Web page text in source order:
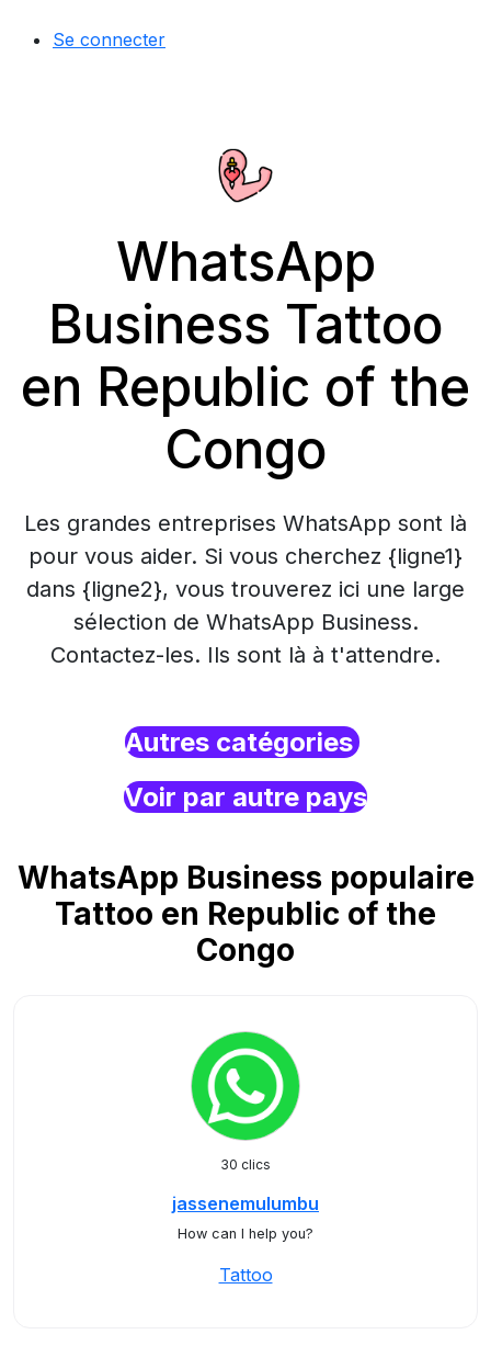
Se connecter
WhatsApp
Business Tattoo
en Republic of the
Congo
Les grandes entreprises WhatsApp sont là
pour vous aider. Si vous cherchez {ligne1}
dans {ligne2}, vous trouverez ici une large
sélection de WhatsApp Business.
Contactez-les. Ils sont là à t'attendre.
Autres catégories
Voir par autre pays
WhatsApp Business populaire
Tattoo en Republic of the
Congo
30 clics
jassenemulumbu
How can I help you?
Tattoo